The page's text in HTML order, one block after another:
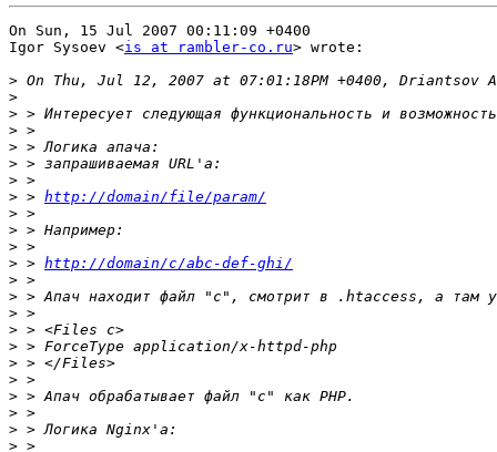
On Sun, 15 Jul 2007 00:11:09 +0400
Igor Sysoev <is at rambler-co.ru> wrote:
>
>
>
>
>
>
>
> > http://domain/file/param/
>
>
>
> > http://domain/c/abc-def-ghi/
>
>
>
>
>
>
>
>
>
>
>